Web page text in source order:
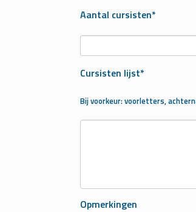
Aantal cursisten*
Cursisten lijst*
Bij voorkeur: voorletters,
Opmerkingen